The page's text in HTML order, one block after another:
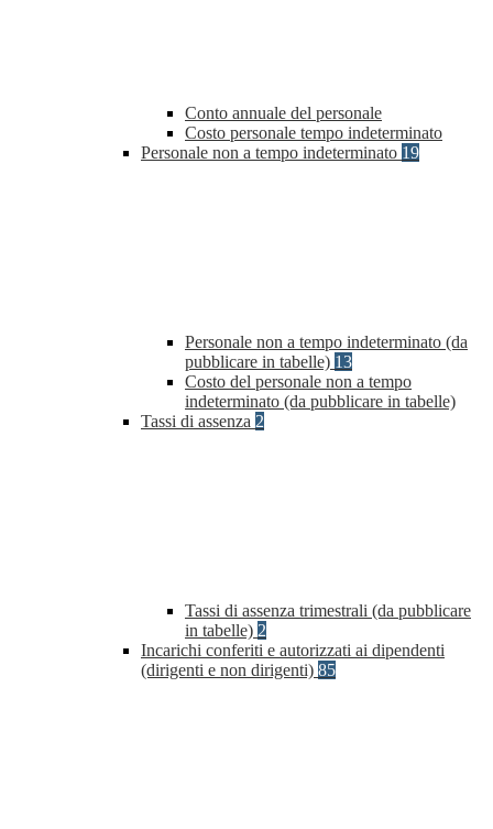
Conto annuale del personale
Costo personale tempo indeterminato
Personale non a tempo indeterminato 19
Personale non a tempo indeterminato (da
pubblicare in tabelle) 13
Costo del personale non a tempo
indeterminato (da pubblicare in tabelle)
Tassi di assenza 2
Tassi di assenza trimestrali (da pubblicare
in tabelle) 2
Incarichi conferiti e autorizzati ai dipendenti
(dirigenti e non dirigenti) 85